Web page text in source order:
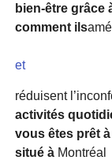
bien-être
comment ils
et
réduisent
activités
vous êtes prêt
situé à Montréal